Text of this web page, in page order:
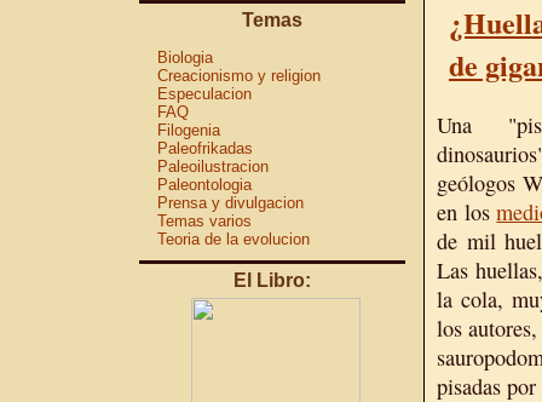
Temas
Biologia
Creacionismo y religion
Especulacion
FAQ
Filogenia
Paleofrikadas
Paleoilustracion
Paleontologia
Prensa y divulgacion
Temas varios
Teoria de la evolucion
El Libro:
de
Una
geólogos
en los
de mil
Las
la cola,
los
pisadas